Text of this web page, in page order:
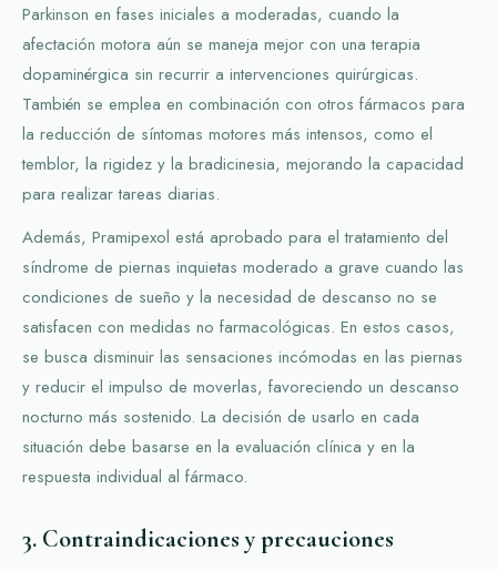
Parkinson en fases iniciales a moderadas, cuando la
afectación motora aún se maneja mejor con una terapia
dopaminérgica sin recurrir a intervenciones quirúrgicas.
También se emplea en combinación con otros fármacos para
la reducción de síntomas motores más intensos, como el
temblor, la rigidez y la bradicinesia, mejorando la capacidad
para realizar tareas diarias.
Además, Pramipexol está aprobado para el tratamiento del
síndrome de piernas inquietas moderado a grave cuando las
condiciones de sueño y la necesidad de descanso no se
satisfacen con medidas no farmacológicas. En estos casos,
se busca disminuir las sensaciones incómodas en las piernas
y reducir el impulso de moverlas, favoreciendo un descanso
nocturno más sostenido. La decisión de usarlo en cada
situación debe basarse en la evaluación clínica y en la
respuesta individual al fármaco.
3. Contraindicaciones y precauciones